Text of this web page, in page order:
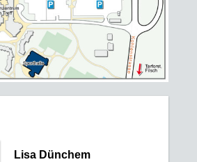
Lisa Dünchem